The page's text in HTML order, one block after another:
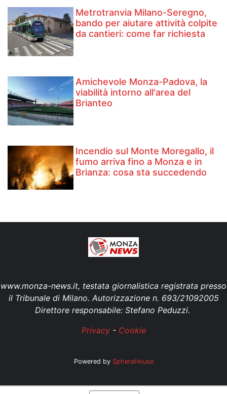
Metrotranvia Milano-Seregno,
bando per aiutare attività colpite
da cantieri: come far richiesta
Amichevole Monza-Padova, la
viabilità intorno all'area del
Brianteo
Incendio sul Monte Moregallo, il
fumo arriva fino a Monza e in
Brianza: cosa sta succedendo
www.monza-news.it, testata giornalistica registrata presso
il Tribunale di Milano. Autorizzazione n. 693/21092005
Direttore responsabile: Stefano Peduzzi.
Privacy- Cookie
Powered by SpheraHouse